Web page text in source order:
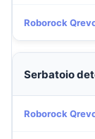
Roborock
Serbatoio
Roborock